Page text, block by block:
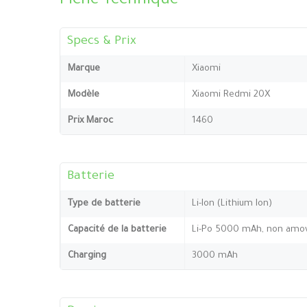
Specs & Prix
Marque Xiaomi
Modèle Xiaomi Redmi 20X
Prix Maroc 1460
Batterie
Type de batterie Li-Ion (Lithium Ion)
Capacité de la batterie Li-Po 5000 mAh, non
Charging 3000 mAh